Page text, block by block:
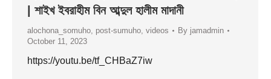
| শাইখ ইবরাহীম বিন আব্দুল হালীম মাদানী
alochona_somuho, post-sumuho, videos By jamadmin
October 11, 2023
https://youtu.be/tf_CHBaZ7iw